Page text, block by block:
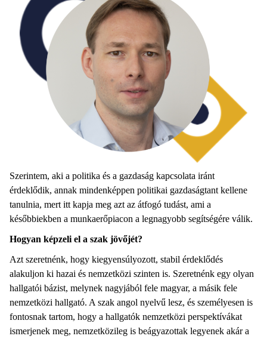
Szerintem, aki a politika és a gazdaság kapcsolata iránt
érdeklődik, annak mindenképpen politikai gazdaságtant kellene
tanulnia, mert itt kapja meg azt az átfogó tudást, ami a
későbbiekben a munkaerőpiacon a legnagyobb segítségére válik.
Hogyan képzeli el a szak jövőjét?
Azt szeretnénk, hogy kiegyensúlyozott, stabil érdeklődés
alakuljon ki hazai és nemzetközi szinten is. Szeretnénk egy olyan
hallgatói bázist, melynek nagyjából fele magyar, a másik fele
nemzetközi hallgató. A szak angol nyelvű lesz, és személyesen is
fontosnak tartom, hogy a hallgatók nemzetközi perspektívákat
ismerjenek meg, nemzetközileg is beágyazottak legyenek akár a